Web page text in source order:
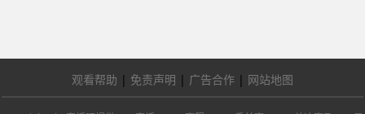
观看帮助 | 免责声明 | 广告合作 | 网站地图